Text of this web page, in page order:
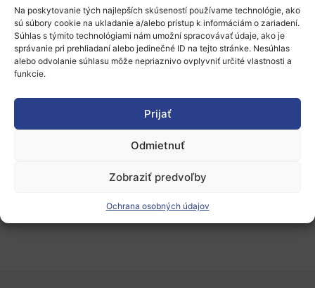
Na poskytovanie tých najlepších skúseností používame technológie, ako
sú súbory cookie na ukladanie a/alebo prístup k informáciám o zariadení.
Súhlas s týmito technológiami nám umožní spracovávať údaje, ako je
správanie pri prehliadaní alebo jedinečné ID na tejto stránke. Nesúhlas
alebo odvolanie súhlasu môže nepriaznivo ovplyvniť určité vlastnosti a
funkcie.
Prijať
Odmietnuť
Zobraziť predvoľby
Ochrana osobných údajov
EUR
Pracovný program pre klaster Zdravie 2023 –
2024
HORIZON EUROPE Programme Guide
Kontaktna Národný kontaktný bod v SR pre
Funding & Tender Opportunities
, 04.01.2023, mob